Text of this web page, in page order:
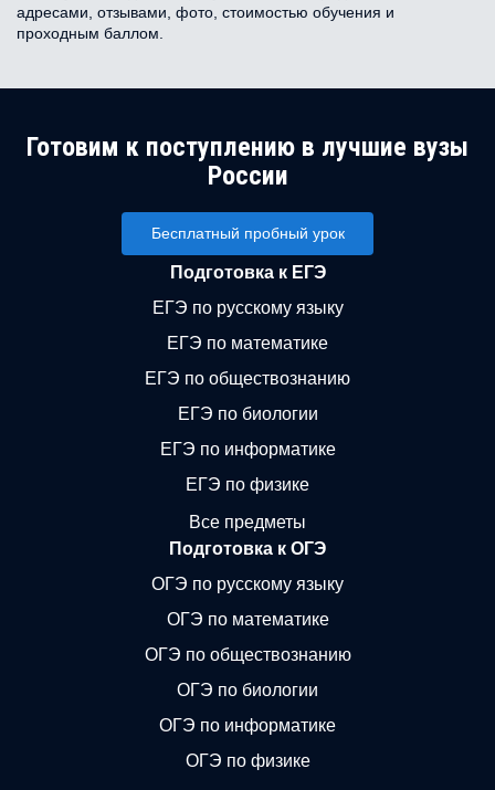
адресами, отзывами, фото, стоимостью обучения и
проходным баллом.
Готовим к поступлению в лучшие вузы
России
Бесплатный пробный урок
Подготовка к ЕГЭ
ЕГЭ по русскому языку
ЕГЭ по математике
ЕГЭ по обществознанию
ЕГЭ по биологии
ЕГЭ по информатике
ЕГЭ по физике
Все предметы
Подготовка к ОГЭ
ОГЭ по русскому языку
ОГЭ по математике
ОГЭ по обществознанию
ОГЭ по биологии
ОГЭ по информатике
ОГЭ по физике